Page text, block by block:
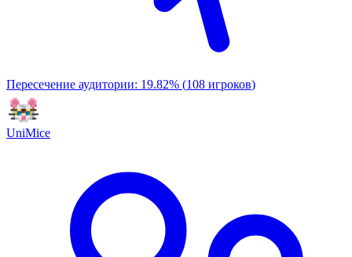
Пересечение аудитории: 19.82% (108 игроков)
UniMice